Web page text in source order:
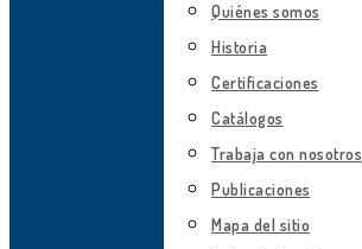
Quiénes somos
Historia
Certificaciones
Catálogos
Trabaja con nosotros
Publicaciones
Mapa del sitio